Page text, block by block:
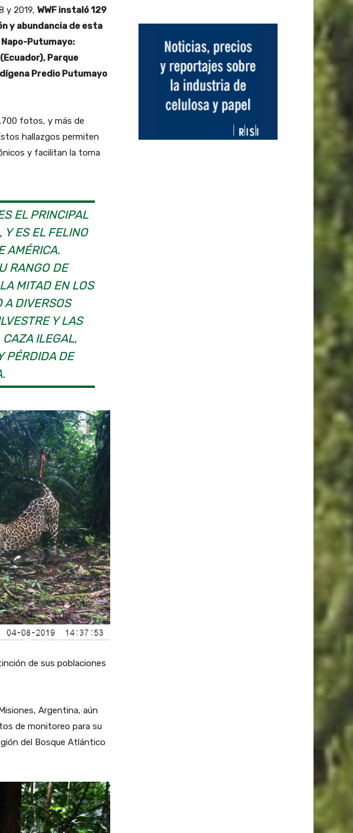
y 2019, WWF instaló 129
y abundancia de esta
Putumayo:
Parque
Predio Putumayo
fotos, y más de
hallazgos permiten
y facilitan la toma
EL PRINCIPAL
ES EL FELINO
AMÉRICA.
RANGO DE
MITAD EN LOS
A DIVERSOS
Y LAS
ILEGAL,
PÉRDIDA DE
de sus poblaciones
Argentina, aún
de monitoreo para su
del Bosque Atlántico